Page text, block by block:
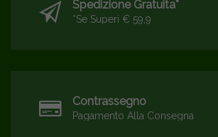
Spedizione Gratuita*
*se Superi € 59,9
Contrassegno
Pagamento Alla Consegna